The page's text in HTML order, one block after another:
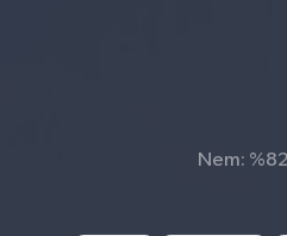
Nem: